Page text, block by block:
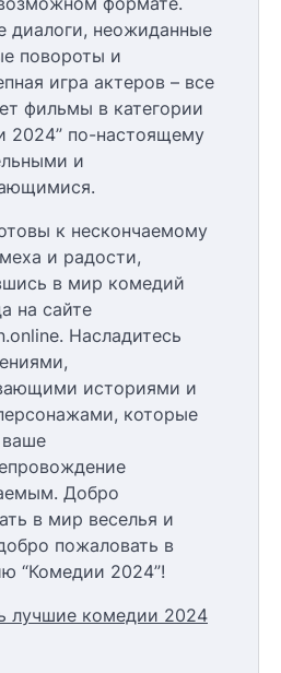
диалоги, неожиданные
повороты и
игра актеров – все
фильмы в категории
2024” по-настоящему
и
к нескончаемому
и радости,
в мир комедий
на сайте
Насладитесь
историями и
которые
Добро
в мир веселья и
пожаловать в
“Комедии 2024”!
лучшие комедии 2024